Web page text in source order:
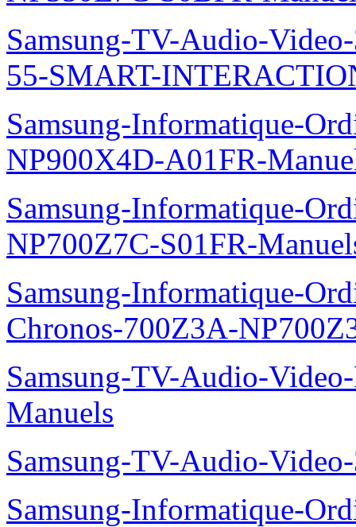
Samsung-TV-Audio-
55-SMART-
Samsung-Informatique-
NP900X4D-A01FR-
Samsung-Informatique-
NP700Z7C-S01FR-
Samsung-Informatique-
Chronos-700Z3A-
Samsung-TV-Audio-
Manuels
Samsung-TV-Audio-
Samsung-Informatique-